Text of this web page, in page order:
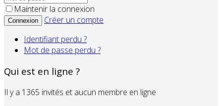
Maintenir la connexion
Connexion
Créer un compte
Identifiant perdu ?
Mot de passe perdu ?
Qui est en ligne ?
Il y a 1365 invités et aucun membre en ligne